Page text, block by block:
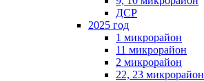
ДСР
2025 год
1 микрорайон
11 микрорайон
2 микрорайон
22, 23 микрорайон